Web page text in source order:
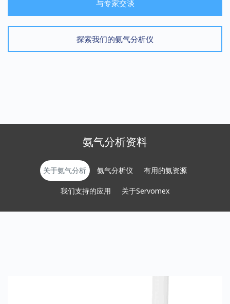
与专家交谈
探索我们的氨气分析仪
氨气分析资料
关于氨气分析 氨气分析仪 有用的氨资源
我们支持的应用 关于Servomex